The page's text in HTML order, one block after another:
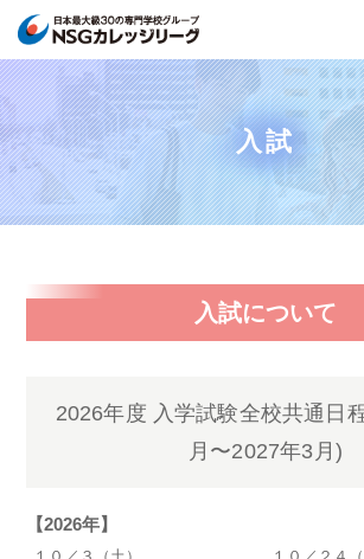
入試
入試について
2026年度 入学試験全校共通日
月〜2027年3月)
【2026年】